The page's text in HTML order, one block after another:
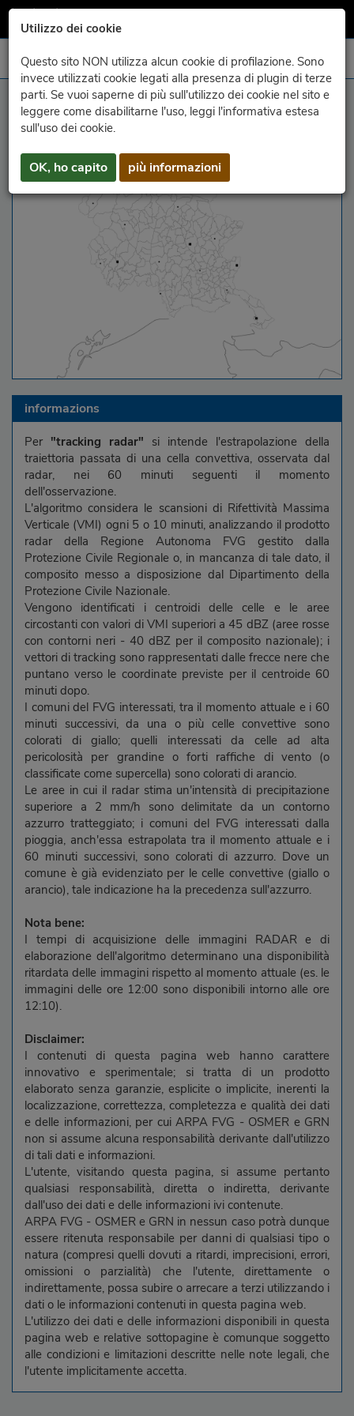
Utilizzo dei cookie
Questo sito NON utilizza alcun cookie di profilazione. Sono
invece utilizzati cookie legati alla presenza di plugin di terze
parti. Se vuoi saperne di più sull'utilizzo dei cookie nel sito e
leggere come disabilitarne l'uso, leggi l'informativa estesa
sull'uso dei cookie.
OK, ho capito più informazioni
tracking radar
informazions
Per "tracking radar" si intende l'estrapolazione della
traiettoria passata di una cella convettiva, osservata dal
radar, nei 60 minuti seguenti il momento
dell'osservazione.
L'algoritmo considera le scansioni di Rifettività Massima
Verticale (VMI) ogni 5 o 10 minuti, analizzando il prodotto
radar della Regione Autonoma FVG gestito dalla
Protezione Civile Regionale o, in mancanza di tale dato, il
composito messo a disposizione dal Dipartimento della
Protezione Civile Nazionale.
Vengono identificati i centroidi delle celle e le aree
circostanti con valori di VMI superiori a 45 dBZ (aree rosse
con contorni neri - 40 dBZ per il composito nazionale); i
vettori di tracking sono rappresentati dalle frecce nere che
puntano verso le coordinate previste per il centroide 60
minuti dopo.
I comuni del FVG interessati, tra il momento attuale e i 60
minuti successivi, da una o più celle convettive sono
colorati di giallo; quelli interessati da celle ad alta
pericolosità per grandine o forti raffiche di vento (o
classificate come supercella) sono colorati di arancio.
Le aree in cui il radar stima un'intensità di precipitazione
superiore a 2 mm/h sono delimitate da un contorno
azzurro tratteggiato; i comuni del FVG interessati dalla
pioggia, anch'essa estrapolata tra il momento attuale e i
60 minuti successivi, sono colorati di azzurro. Dove un
comune è già evidenziato per le celle convettive (giallo o
arancio), tale indicazione ha la precedenza sull'azzurro.
Nota bene:
I tempi di acquisizione delle immagini RADAR e di
elaborazione dell'algoritmo determinano una disponibilità
ritardata delle immagini rispetto al momento attuale (es. le
immagini delle ore 12:00 sono disponibili intorno alle ore
12:10).
Disclaimer:
I contenuti di questa pagina web hanno carattere
innovativo e sperimentale; si tratta di un prodotto
elaborato senza garanzie, esplicite o implicite, inerenti la
localizzazione, correttezza, completezza e qualità dei dati
e delle informazioni, per cui ARPA FVG - OSMER e GRN
non si assume alcuna responsabilità derivante dall'utilizzo
di tali dati e informazioni.
L'utente, visitando questa pagina, si assume pertanto
qualsiasi responsabilità, diretta o indiretta, derivante
dall'uso dei dati e delle informazioni ivi contenute.
ARPA FVG - OSMER e GRN in nessun caso potrà dunque
essere ritenuta responsabile per danni di qualsiasi tipo o
natura (compresi quelli dovuti a ritardi, imprecisioni, errori,
omissioni o parzialità) che l'utente, direttamente o
indirettamente, possa subire o arrecare a terzi utilizzando i
dati o le informazioni contenuti in questa pagina web.
L'utilizzo dei dati e delle informazioni disponibili in questa
pagina web e relative sottopagine è comunque soggetto
alle condizioni e limitazioni descritte nelle note legali, che
l'utente implicitamente accetta.